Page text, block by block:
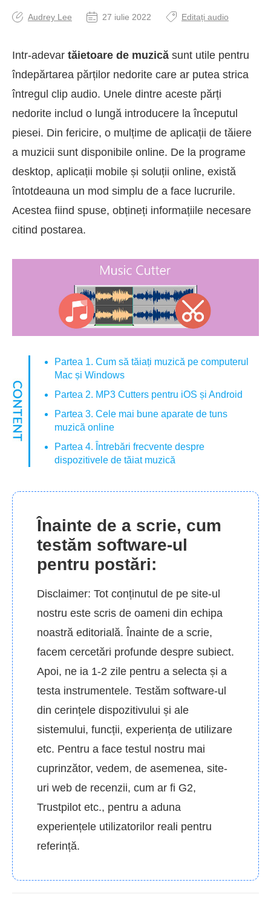
Audrey Lee 27 iulie 2022 Editați audio
Intr-adevar tăietoare de muzică sunt utile pentru
îndepărtarea părților nedorite care ar putea strica
întregul clip audio. Unele dintre aceste părți
nedorite includ o lungă introducere la începutul
piesei. Din fericire, o mulțime de aplicații de tăiere
a muzicii sunt disponibile online. De la programe
desktop, aplicații mobile și soluții online, există
întotdeauna un mod simplu de a face lucrurile.
Acestea fiind spuse, obțineți informațiile necesare
citind postarea.
Partea 1. Cum să tăiați muzică pe computerul
Mac și Windows
Partea 2. MP3 Cutters pentru iOS și Android
Partea 3. Cele mai bune aparate de tuns
muzică online
Partea 4. Întrebări frecvente despre
dispozitivele de tăiat muzică
Înainte de a scrie, cum
testăm software-ul
pentru postări:
Disclaimer: Tot conținutul de pe site-ul
nostru este scris de oameni din echipa
noastră editorială. Înainte de a scrie,
facem cercetări profunde despre subiect.
Apoi, ne ia 1-2 zile pentru a selecta și a
testa instrumentele. Testăm software-ul
din cerințele dispozitivului și ale
sistemului, funcții, experiența de utilizare
etc. Pentru a face testul nostru mai
cuprinzător, vedem, de asemenea, site-
uri web de recenzii, cum ar fi G2,
Trustpilot etc., pentru a aduna
experiențele utilizatorilor reali pentru
referință.